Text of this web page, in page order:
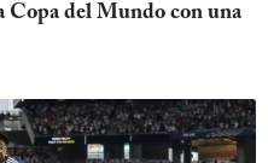
Copa del Mundo con una